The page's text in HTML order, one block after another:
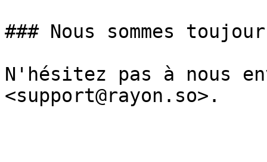
### Nous sommes
N'hésitez pas à nous